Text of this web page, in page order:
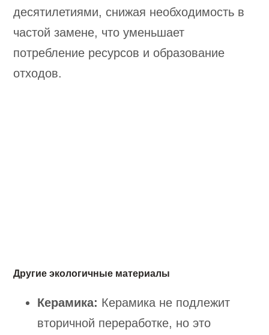
десятилетиями, снижая необходимость в
частой замене, что уменьшает
потребление ресурсов и образование
отходов.
Другие экологичные материалы
Керамика: Керамика не подлежит
вторичной переработке, но это